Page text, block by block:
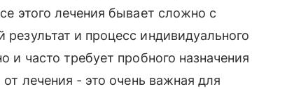
этого лечения бывает сложно с
и процесс индивидуального
и часто требует пробного назначения
лечения - это очень важная для